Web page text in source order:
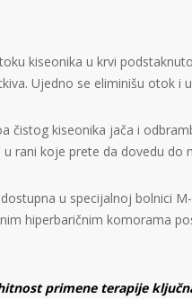
kiseonika u krvi
Ujedno se eliminišu otok i
čistog kiseonika jača i
rani koje prete da dovedu do
u specijalnoj bolnici
hiperbaričnim komorama
primene terapije